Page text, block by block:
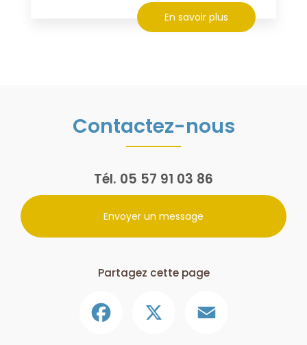
En savoir plus
Contactez-nous
Tél. 05 57 91 03 86
Envoyer un message
Partagez cette page